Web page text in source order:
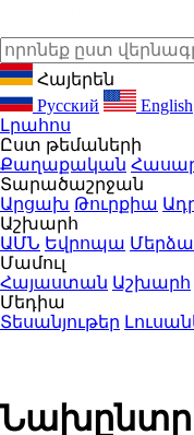
Հայերեն
Русский
English
Լրահոս
Ըստ թեմաների
Քաղաքական
Տարածաշրջան
Արցախ Թուրքիա
Աշխարհ
ԱՄՆ Եվրոպա
Մամուլ
Հայաստան Աշխարհ
Մեդիա
Տեսանյութեր